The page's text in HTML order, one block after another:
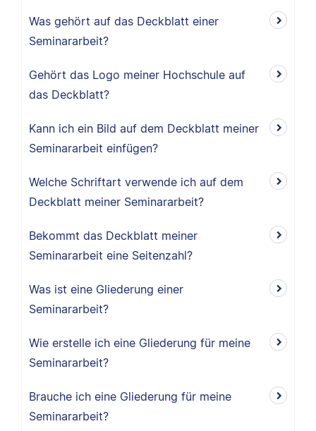
Was gehört auf das Deckblatt einer
Seminararbeit?
Gehört das Logo meiner Hochschule auf
das Deckblatt?
Kann ich ein Bild auf dem Deckblatt meiner
Seminararbeit einfügen?
Welche Schriftart verwende ich auf dem
Deckblatt meiner Seminararbeit?
Bekommt das Deckblatt meiner
Seminararbeit eine Seitenzahl?
Was ist eine Gliederung einer
Seminararbeit?
Wie erstelle ich eine Gliederung für meine
Seminararbeit?
Brauche ich eine Gliederung für meine
Seminararbeit?